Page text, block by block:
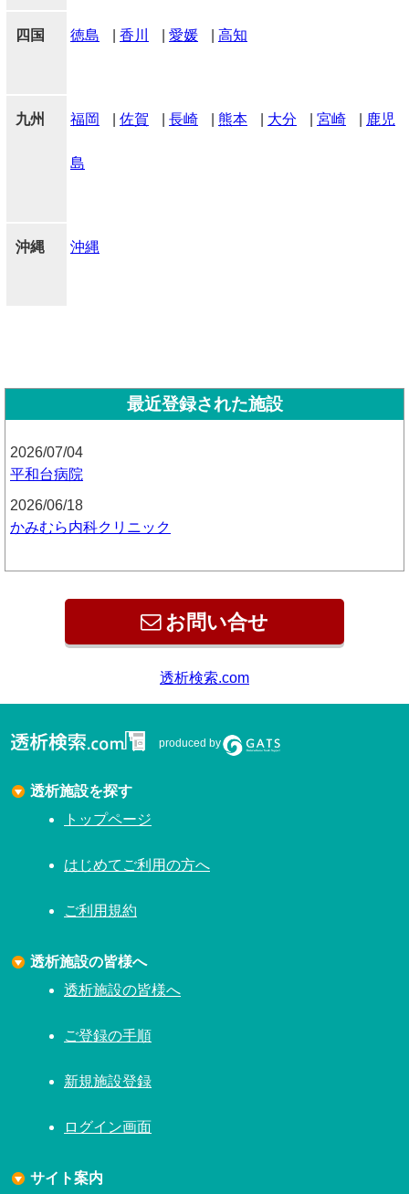
四国 徳島 香川 愛媛 高知
九州 福岡 佐賀 長崎 熊本 大分 宮崎 鹿児
島
沖縄 沖縄
最近登録された施設
2026/07/04
平和台病院
2026/06/18
かみむら内科クリニック
お問い合せ
透析検索.com
produced by
透析施設を探す
トップページ
はじめてご利用の方へ
ご利用規約
透析施設の皆様へ
透析施設の皆様へ
ご登録の手順
新規施設登録
ログイン画面
サイト案内